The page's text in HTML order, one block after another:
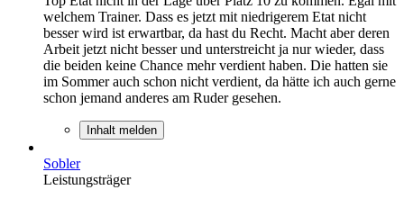
welchem Trainer. Dass es jetzt mit niedrigerem Etat nicht
besser wird ist erwartbar, da hast du Recht. Macht aber deren
Arbeit jetzt nicht besser und unterstreicht ja nur wieder, dass
die beiden keine Chance mehr verdient haben. Die hatten sie
im Sommer auch schon nicht verdient, da hätte ich auch gerne
schon jemand anderes am Ruder gesehen.
Inhalt melden
Sobler
Leistungsträger